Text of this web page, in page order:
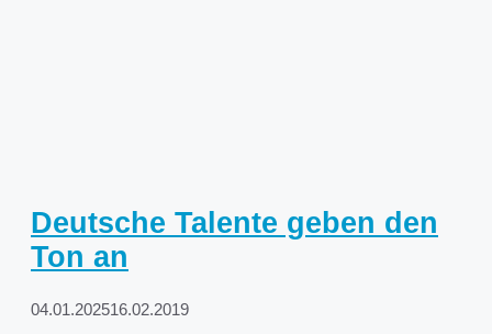
Deutsche Talente geben den
Ton an
04.01.202516.02.2019